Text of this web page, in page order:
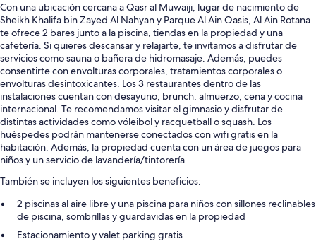
Con una ubicación cercana a Qasr al Muwaiji, lugar de nacimiento de
Sheikh Khalifa bin Zayed Al Nahyan y Parque Al Ain Oasis, Al Ain Rotana
te ofrece 2 bares junto a la piscina, tiendas en la propiedad y una
cafetería. Si quieres descansar y relajarte, te invitamos a disfrutar de
servicios como sauna o bañera de hidromasaje. Además, puedes
consentirte con envolturas corporales, tratamientos corporales o
envolturas desintoxicantes. Los 3 restaurantes dentro de las
instalaciones cuentan con desayuno, brunch, almuerzo, cena y cocina
internacional. Te recomendamos visitar el gimnasio y disfrutar de
distintas actividades como vóleibol y racquetball o squash. Los
huéspedes podrán mantenerse conectados con wifi gratis en la
habitación. Además, la propiedad cuenta con un área de juegos para
niños y un servicio de lavandería/tintorería.
También se incluyen los siguientes beneficios:
2 piscinas al aire libre y una piscina para niños con sillones reclinables
de piscina, sombrillas y guardavidas en la propiedad
Estacionamiento y valet parking gratis